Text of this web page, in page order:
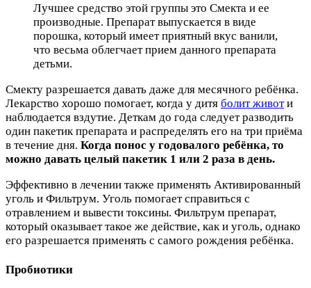
Лучшее средство этой группы это Смекта и ее
производные. Препарат выпускается в виде
порошка, который имеет приятный вкус ванили,
что весьма облегчает прием данного препарата
детьми.
Смекту разрешается давать даже для месячного ребёнка.
Лекарство хорошо помогает, когда у дитя болит животи
наблюдается вздутие. Деткам до года следует разводить
один пакетик препарата и распределять его на три приёма
в течение дня. Когда понос у годовалого ребёнка, то
можно давать целый пакетик 1 или 2 раза в день.
Эффективно в лечении также применять Активированный
уголь и Фильтрум. Уголь помогает справиться с
отравлением и вывести токсины. Фильтрум препарат,
который оказывает такое же действие, как и уголь, однако
его разрешается применять с самого рождения ребёнка.
Пробиотики